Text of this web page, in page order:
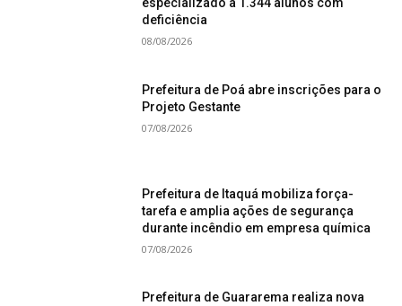
deficiência
08/08/2026
Prefeitura de Poá abre inscrições para o
Projeto Gestante
07/08/2026
Prefeitura de Itaquá mobiliza força-
tarefa e amplia ações de segurança
durante incêndio em empresa química
07/08/2026
Prefeitura de Guararema realiza nova